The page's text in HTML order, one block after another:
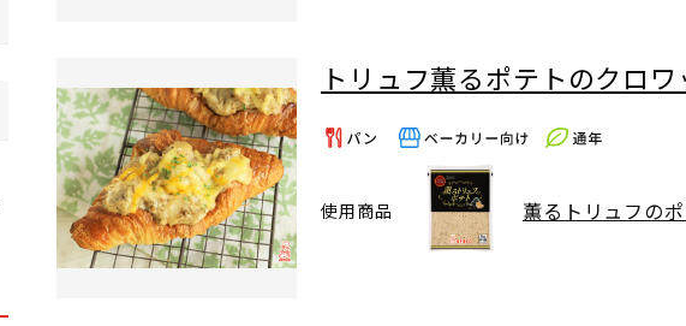
トリュフ薫るポテトのクロ
使用商品 薫るトリュフの